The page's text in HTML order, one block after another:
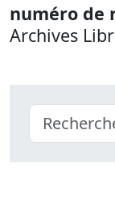
numéro de
Archives